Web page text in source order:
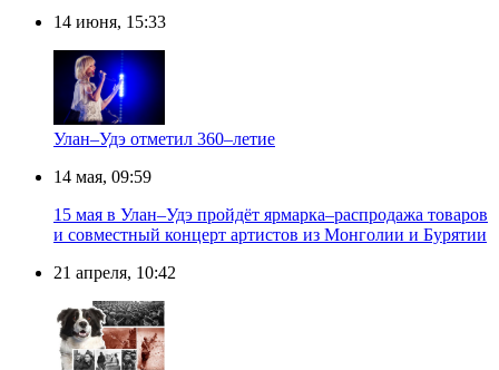
14 июня, 15:33
Улан–Удэ отметил 360–летие
14 мая, 09:59
15 мая в Улан–Удэ пройдёт ярмарка–распродажа товаров
и совместный концерт артистов из Монголии и Бурятии
21 апреля, 10:42